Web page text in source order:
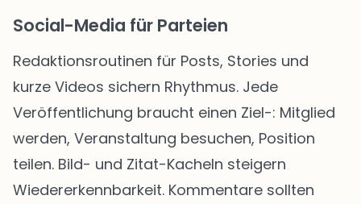
Social-Media für Parteien
Redaktionsroutinen für Posts, Stories und
kurze Videos sichern Rhythmus. Jede
Veröffentlichung braucht einen Ziel-: Mitglied
werden, Veranstaltung besuchen, Position
teilen. Bild- und Zitat-Kacheln steigern
Wiedererkennbarkeit. Kommentare sollten